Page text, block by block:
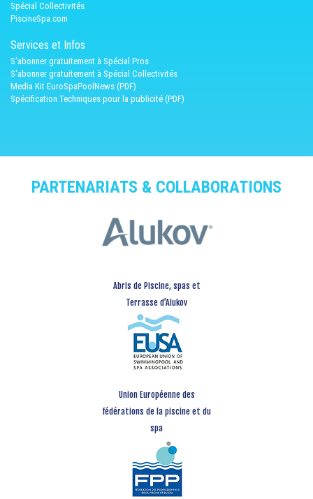
Spécial Collectivités
PiscineSpa.com
Services et Infos
S'abonner gratuitement à Spécial Pros
S'abonner gratuitement à Spécial Collectivités
Media Kit EuroSpaPoolNews (PDF)
Spécification Techniques pour la publicité (PDF)
PARTENARIATS & COLLABORATIONS
Abris de Piscine, spas et
Terrasse d’Alukov
Union Européenne des
fédérations de la piscine et du
spa